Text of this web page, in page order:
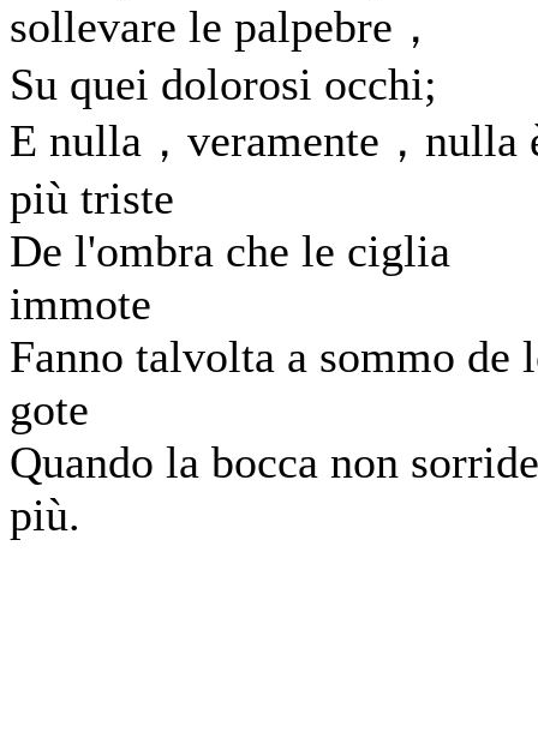
sollevare le palpebre，
Su quei dolorosi occhi;
E nulla，veramente，nulla
più triste
De l'ombra che le ciglia
immote
Fanno talvolta a sommo de
gote
Quando la bocca non sorride
più.